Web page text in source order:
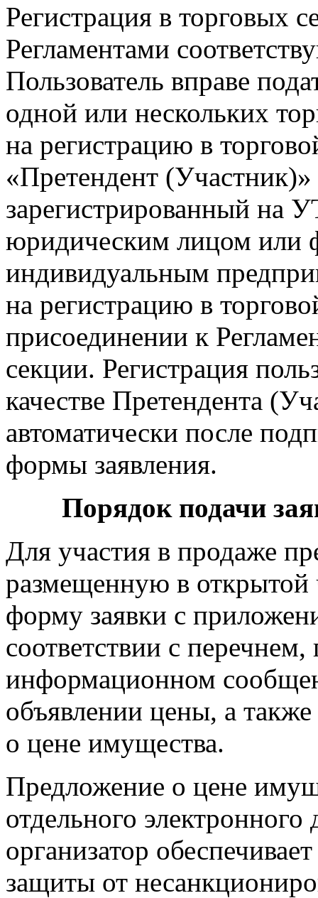
Регистрация в торговых
Регламентами
Пользователь вправе
одной или нескольких
на регистрацию в
«Претендент (Участник)»
зарегистрированный на
юридическим лицом или
индивидуальным
на регистрацию в
присоединении к
секции. Регистрация
качестве Претендента
автоматически после
формы заявления.
Порядок подачи
Для участия в продаже
размещенную в открытой
форму заявки с
соответствии с
информационном
объявлении цены, а
о цене имущества.
Предложение о цене
отдельного
организатор
защиты от